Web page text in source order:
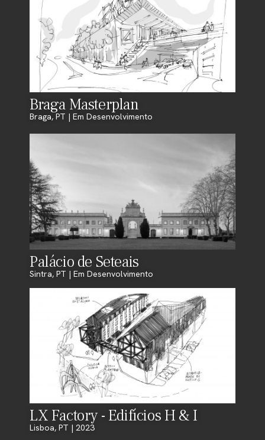
Braga Masterplan
Braga, PT | Em Desenvolvimento
Palácio de Seteais
Sintra, PT | Em Desenvolvimento
LX Factory - Edifícios H & I
Lisboa, PT | 2023